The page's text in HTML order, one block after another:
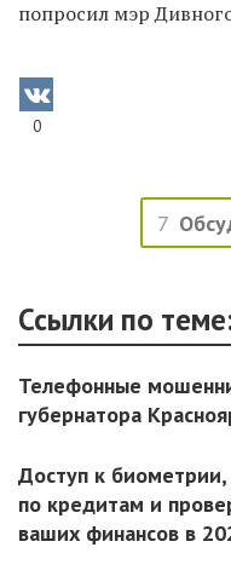
попросил мэр
0
7
Ссылки по
Телефонные
губернатора
Доступ к биометрии,
по кредитам и
ваших финансов в